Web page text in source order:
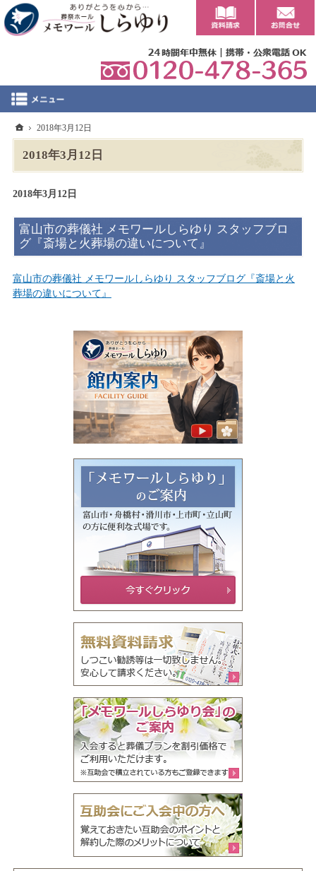
2018年3月12日
2018年3月12日
富山市の葬儀社 メモワールしらゆり スタッフブロ
グ『斎場と火葬場の違いについて』
富山市の葬儀社 メモワールしらゆり スタッフブログ『斎場と火
葬場の違いについて』
ホーム
2018年3月12日